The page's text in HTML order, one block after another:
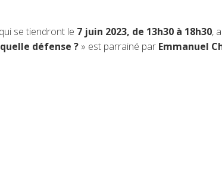
qui se tiendront le 7 juin 2023, de 13h30 à 18h30,
défense ? » est parrainé par Emmanuel